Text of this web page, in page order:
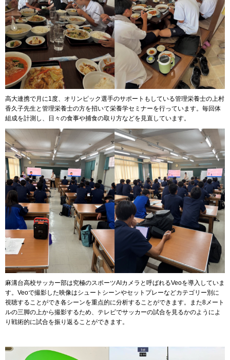
高大連携で月に1度、オリンピック選手のサポートもしている管理栄養士の上村
香久子先生と管理栄養士の方を招いて栄養学セミナーを行っています。毎回体
組成を計測し、日々の食事や捕食の取り方などを見直しています。
麻溝台高校サッカー部は究極のスポーツAIカメラと呼ばれるVeoを導入していま
す。Veoで撮影した映像はシュートシーンやセットプレーなどカテゴリー別に
視聴することができ各シーンを重点的に分析することができます。また8メート
ルの三脚の上から撮影するため、テレビでサッカーの試合を見るかのようによ
り戦術的に試合を振り返ることができます。